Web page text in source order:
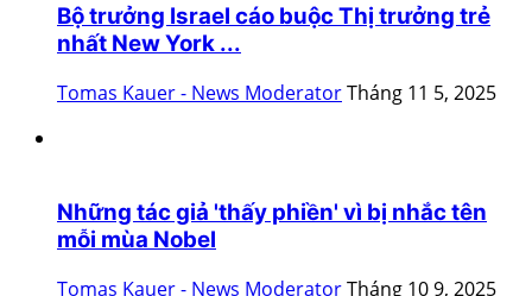
Bộ trưởng Israel cáo buộc Thị trưởng trẻ
nhất New York ...
Tomas Kauer - News ModeratorTháng 11 5, 2025
Những tác giả 'thấy phiền' vì bị nhắc tên
mỗi mùa Nobel
Tomas Kauer - News ModeratorTháng 10 9, 2025